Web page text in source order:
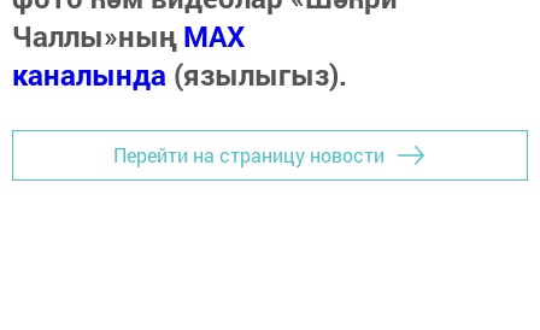
Чаллы»ныңMAX
каналында (язылыгыз).
Перейти на страницу новости